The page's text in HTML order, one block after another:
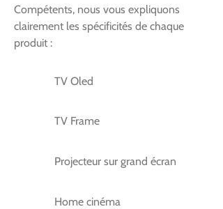
Compétents, nous vous expliquons
clairement les spécificités de chaque
produit :
TV Oled
TV Frame
Projecteur sur grand écran
Home cinéma